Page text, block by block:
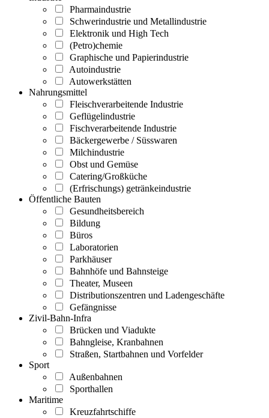
Pharmaindustrie
Schwerindustrie und Metallindustrie
Elektronik und High Tech
(Petro)chemie
Graphische und Papierindustrie
Autoindustrie
Autowerkstätten
Nahrungsmittel
Fleischverarbeitende Industrie
Geflügelindustrie
Fischverarbeitende Industrie
Bäckergewerbe / Süsswaren
Milchindustrie
Obst und Gemüse
Catering/Großküche
(Erfrischungs) getränkeindustrie
Öffentliche Bauten
Gesundheitsbereich
Bildung
Büros
Laboratorien
Parkhäuser
Bahnhöfe und Bahnsteige
Theater, Museen
Distributionszentren und Ladengeschäfte
Gefängnisse
Zivil-Bahn-Infra
Brücken und Viadukte
Bahngleise, Kranbahnen
Straßen, Startbahnen und Vorfelder
Sport
Außenbahnen
Sporthallen
Maritime
Kreuzfahrtschiffe